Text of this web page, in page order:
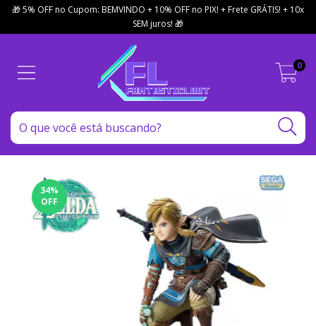
🎁 5% OFF no Cupom: BEMVINDO + 10% OFF no PIX! + Frete GRÁTIS! + 10x
SEM juros! 🎁
0
34%
OFF